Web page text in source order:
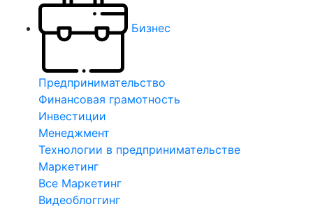
Бизнес
Предпринимательство
Финансовая грамотность
Инвестиции
Менеджмент
Технологии в предпринимательстве
Маркетинг
Все Маркетинг
Видеоблоггинг